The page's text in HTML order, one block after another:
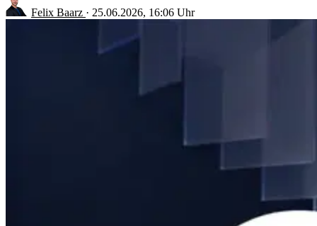
Felix Baarz · 25.06.2026, 16:06 Uhr